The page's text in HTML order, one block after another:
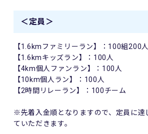
＜定員＞
【1.6kmファミリーラン】：100組200人
【1.6kmキッズラン】：100人
【4km個人ファンラン】：100人
【10km個人ラン】：100人
【2時間リレーラン】：100チーム
※先着入金順となりますので、定員に達
ていただきます。